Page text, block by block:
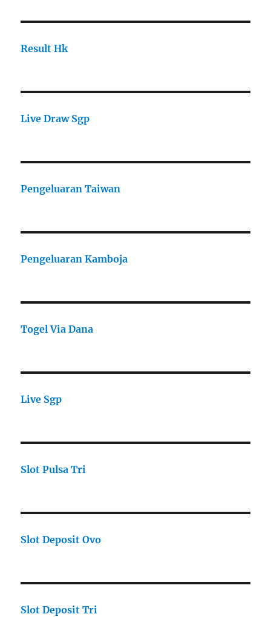
Result Hk
Live Draw Sgp
Pengeluaran Taiwan
Pengeluaran Kamboja
Togel Via Dana
Live Sgp
Slot Pulsa Tri
Slot Deposit Ovo
Slot Deposit Tri